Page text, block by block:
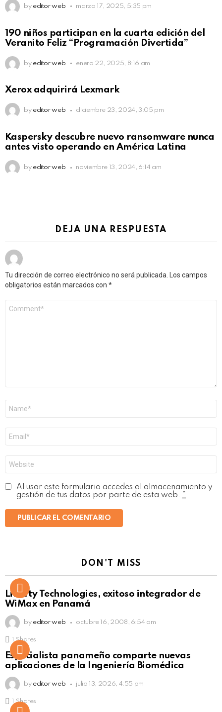
by editor web marzo 17, 2025, 5:35 pm
190 niños participan en la cuarta edición del
Veranito Feliz “Programación Divertida”
by editor web enero 22, 2025, 8:16 am
Xerox adquirirá Lexmark
by editor web diciembre 23, 2024, 3:05 pm
Kaspersky descubre nuevo ransomware nunca
antes visto operando en América Latina
by editor web noviembre 13, 2024, 6:14 am
DEJA UNA RESPUESTA
Tu dirección de correo electrónico no será publicada.
Los campos
obligatorios están marcados con *
electrónico
*
Al usar este formulario accedes al almacenamiento y
gestión de tus datos por parte de esta web.
DON'T MISS
Liberty Technologies, exitoso integrador de
WiMax en Panamá
by editor web octubre 16, 2008, 6:54 am
Click to view this post
Shares
Especialista panameño comparte nuevas
aplicaciones de la Ingeniería Biomédica
by editor web julio 13, 2026, 4:55 pm
Shares